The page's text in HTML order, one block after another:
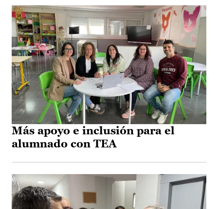
Más apoyo e inclusión para el
alumnado con TEA